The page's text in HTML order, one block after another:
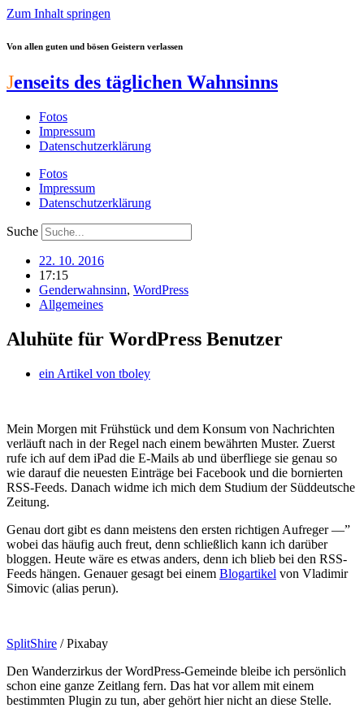
Zum Inhalt springen
Von allen guten und bösen Geistern verlassen
Jenseits des täglichen Wahnsinns
Fotos
Impressum
Datenschutzerklärung
Fotos
Impressum
Datenschutzerklärung
Suche
22. 10. 2016
17:15
Genderwahnsinn, WordPress
Allgemeines
Aluhüte für WordPress Benutzer
ein Artikel von tboley
Mein Morgen mit Frühstück und dem Konsum von Nachrichten
verläuft nach in der Regel nach einem bewährten Muster. Zuerst
rufe ich auf dem iPad die E-Mails ab und überfliege sie genau so
wie darauf die neuesten Einträge bei Facebook und die bornierten
RSS-Feeds. Danach widme ich mich dem Studium der Süddeutsche
Zeitung.
Genau dort gibt es dann meistens den ersten richtigen Aufreger —”
wobei das häufig auch freut, denn schließlich kann ich darüber
bloggen. Heute wäre es etwas anders, denn ich blieb bei den RSS-
Feeds hängen. Genauer gesagt bei einem Blogartikel von Vladimir
Simovic (alias perun).
SplitShire / Pixabay
Den Wanderzirkus der WordPress-Gemeinde bleibe ich persönlich
schon eine ganze Zeitlang fern. Das hat vor allem mit einem
bestimmten Plugin zu tun, aber gehört hier nicht an diese Stelle.